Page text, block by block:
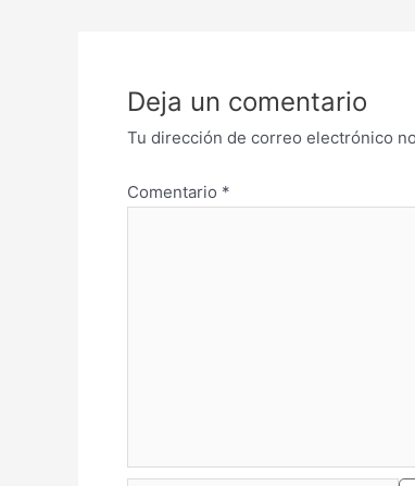
Deja un comentario
Tu dirección de correo electrónico
Comentario *